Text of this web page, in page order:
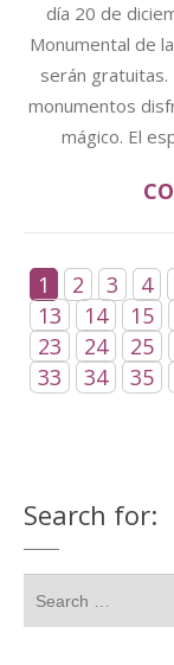
día 20 de
Monumental de
serán
monumentos
mágico. El
1 2 3 4
13
14 15
23
24 25
33
34 35
Search for: